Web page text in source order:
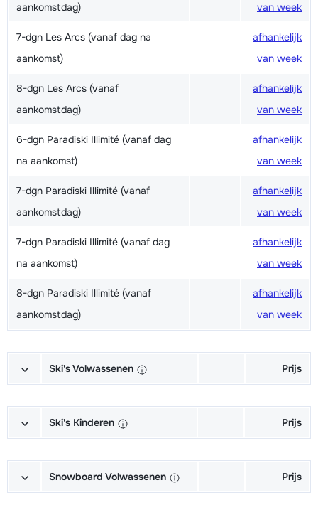
aankomstdag)
van week
7-dgn Les Arcs (vanaf dag na
aankomst)
afhankelijk
van week
8-dgn Les Arcs (vanaf
aankomstdag)
afhankelijk
van week
6-dgn Paradiski Illimité (vanaf dag
na aankomst)
afhankelijk
van week
7-dgn Paradiski Illimité (vanaf
aankomstdag)
afhankelijk
van week
7-dgn Paradiski Illimité (vanaf dag
na aankomst)
afhankelijk
van week
8-dgn Paradiski Illimité (vanaf
aankomstdag)
afhankelijk
van week
Ski's Volwassenen Prijs
Schoenen + Stokken (6/7 dagen)
van week
Stokken (6/7 dagen)
van week
Ski's Kinderen Prijs
Schoenen + Stokken (6/7 dagen)
van week
Snowboard Volwassenen Prijs